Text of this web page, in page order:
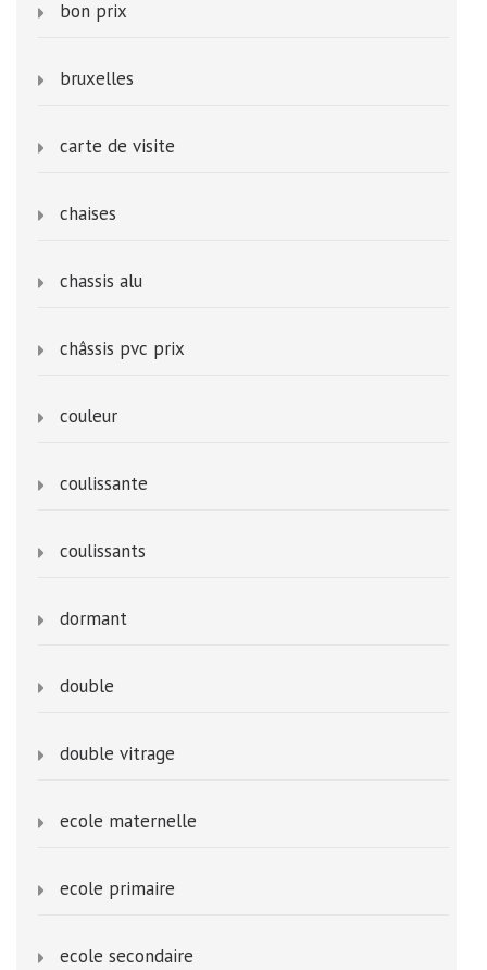
bon prix
bruxelles
carte de visite
chaises
chassis alu
châssis pvc prix
couleur
coulissante
coulissants
dormant
double
double vitrage
ecole maternelle
ecole primaire
ecole secondaire